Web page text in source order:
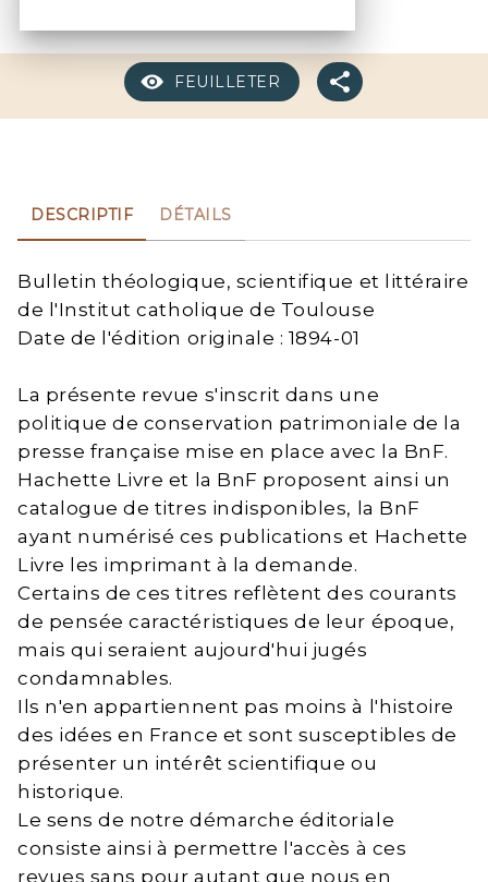
FEUILLETER
DESCRIPTIF DÉTAILS
Bulletin théologique, scientifique et littéraire
de l'Institut catholique de Toulouse
Date de l'édition originale : 1894-01
La présente revue s'inscrit dans une
politique de conservation patrimoniale de la
presse française mise en place avec la BnF.
Hachette Livre et la BnF proposent ainsi un
catalogue de titres indisponibles, la BnF
ayant numérisé ces publications et Hachette
Livre les imprimant à la demande.
Certains de ces titres reflètent des courants
de pensée caractéristiques de leur époque,
mais qui seraient aujourd'hui jugés
condamnables.
Ils n'en appartiennent pas moins à l'histoire
des idées en France et sont susceptibles de
présenter un intérêt scientifique ou
historique.
Le sens de notre démarche éditoriale
consiste ainsi à permettre l'accès à ces
revues sans pour autant que nous en